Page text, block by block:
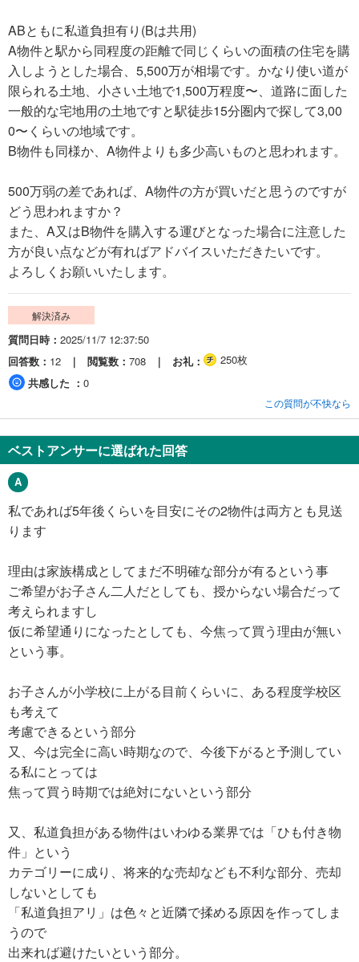
ABともに私道負担有り(Bは共用)
A物件と駅から同程度の距離で同じくらいの面積の住宅を購
入しようとした場合、5,500万が相場です。かなり使い道が
限られる土地、小さい土地で1,500万程度〜、道路に面した
一般的な宅地用の土地ですと駅徒歩15分圏内で探して3,00
0〜くらいの地域です。
B物件も同様か、A物件よりも多少高いものと思われます。
500万弱の差であれば、A物件の方が買いだと思うのですが
どう思われますか？
また、A又はB物件を購入する運びとなった場合に注意した
方が良い点などが有ればアドバイスいただきたいです。
よろしくお願いいたします。
解決済み
質問日時
2025/11/7 12:37:50
回答数
12 閲覧数 708 お礼
250枚
共感した
0
この質問が不快なら
ベストアンサーに選ばれた回答
私であれば5年後くらいを目安にその2物件は両方とも見送
ります
理由は家族構成としてまだ不明確な部分が有るという事
ご希望がお子さん二人だとしても、授からない場合だって
考えられますし
仮に希望通りになったとしても、今焦って買う理由が無い
という事。
お子さんが小学校に上がる目前くらいに、ある程度学校区
も考えて
考慮できるという部分
又、今は完全に高い時期なので、今後下がると予測してい
る私にとっては
焦って買う時期では絶対にないという部分
又、私道負担がある物件はいわゆる業界では「ひも付き物
件」という
カテゴリーに成り、将来的な売却なども不利な部分、売却
しないとしても
「私道負担アリ」は色々と近隣で揉める原因を作ってしま
うので
出来れば避けたいという部分。